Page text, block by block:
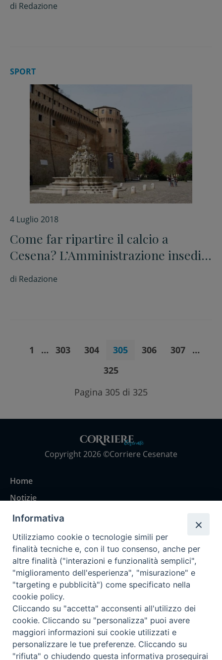
di Redazione
SPORT
4 Luglio 2018
Come far ripartire il calcio a
Cesena? L’Amministrazione insedia
gli esperti
di Redazione
1 … 303 304 305 306 307
…
325
Pagina 305 di 325
Copyright 2026 ©Corriere Cesenate
Home
Notizie
Rubriche
Chi siamo
Come abbonarsi
Contatti
Informativa
Utilizziamo cookie o tecnologie simili per
finalità tecniche e, con il tuo consenso, anche per
altre finalità ("interazioni e funzionalità semplici",
"miglioramento dell'esperienza", "misurazione" e
"targeting e pubblicità") come specificato nella
cookie policy.
Cliccando su "accetta" acconsenti all'utilizzo dei
cookie. Cliccando su "personalizza" puoi avere
maggiori informazioni sui cookie utilizzati e
personalizzare le tue preferenze. Cliccando su
"rifiuta" o chiudendo questa informativa proseguirai